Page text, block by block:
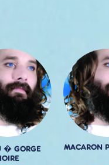
� GORGE
MACARON